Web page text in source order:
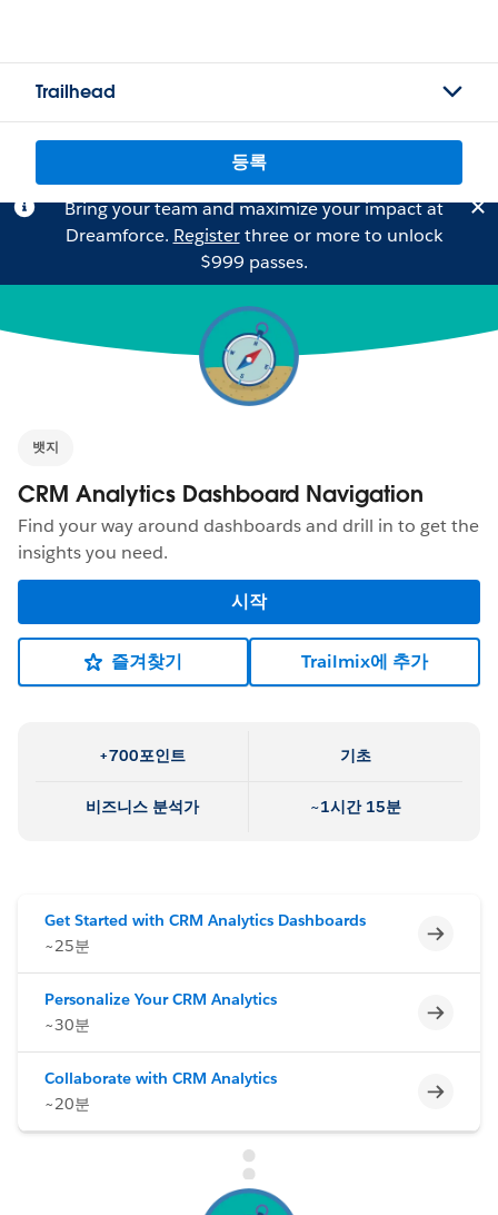
Trailhead
등록
Bring your team and maximize your impact at
Dreamforce. Registerthree or more to unlock
$999 passes.
뱃지
CRM Analytics Dashboard Navigation
Find your way around dashboards and drill in to get the
insights you need.
시작
즐겨찾기 Trailmix에 추가
+700포인트 기초
비즈니스 분석가 ~1시간 15분
Get Started with CRM Analytics Dashboards
~25분
미완료
Personalize Your CRM Analytics
~30분
미완료
Collaborate with CRM Analytics
~20분
미완료